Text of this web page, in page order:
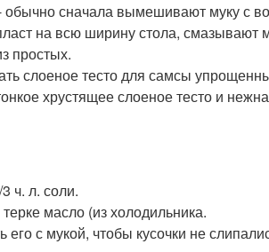
обычно сначала вымешивают муку с
на всю ширину стола,
простых.
слоеное тесто для самсы
хрустящее слоеное тесто и
ч. л. соли.
масло (из холодильника.
с мукой, чтобы кусочки не